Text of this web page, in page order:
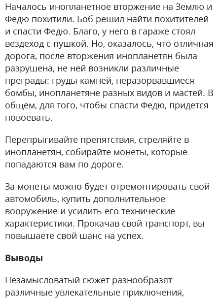
Началось инопланетное вторжение на Землю и
Федю похитили. Боб решил найти похитителей
и спасти Федю. Благо, у него в гараже стоял
вездеход с пушкой. Но, оказалось, что отличная
дорога, после вторжения инопланетян была
разрушена, не ней возникли различные
преграды: груды камней, неразорвавшиеся
бомбы, инопланетяне разных видов и мастей. В
общем, для того, чтобы спасти Федю, придется
повоевать.
Перепрыгивайте препятствия, стреляйте в
инопланетян, собирайте монеты, которые
попадаются вам по дороге.
За монеты можно будет отремонтировать свой
автомобиль, купить дополнительное
вооружение и усилить его технические
характеристики. Прокачав свой транспорт, вы
повышаете свой шанс на успех.
Выводы
Незамысловатый сюжет разнообразят
различные увлекательные приключения,